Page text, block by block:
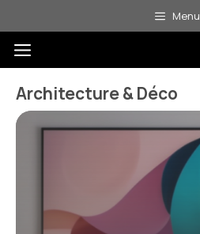
au
contenu
Menu
Menu
Architecture & Déco